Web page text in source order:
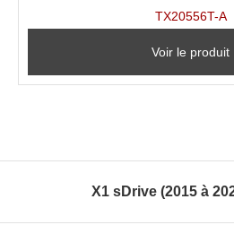
TX20556T-A
Voir le produit
X1 sDrive (2015 à